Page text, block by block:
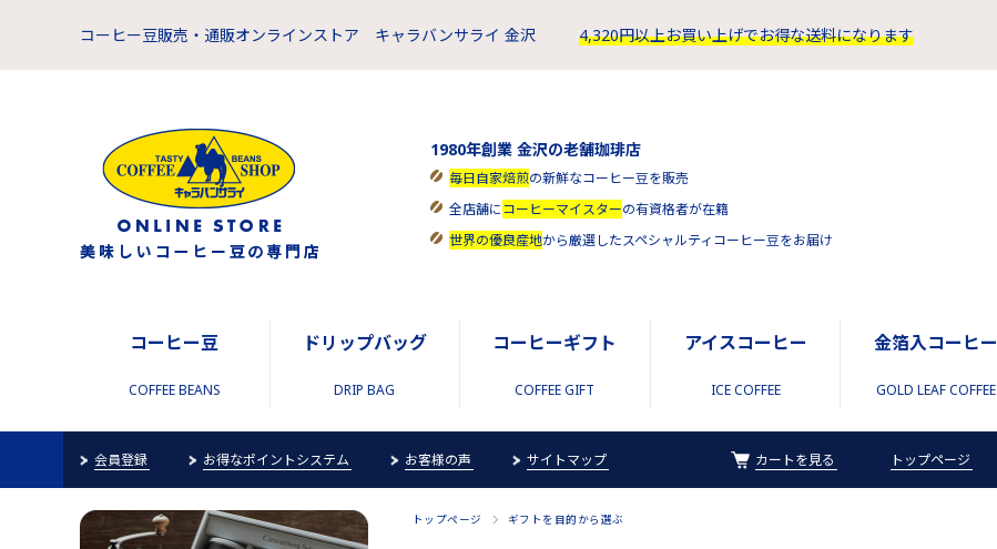
コーヒー豆販売・通販オンラインストア キャラバンサライ 金沢 4,320円以上お買い上げでお得な送料になります
1980年創業 金沢の老舗珈琲店
毎日自家焙煎の新鮮なコーヒー豆を販売
全店舗にコーヒーマイスターの有資格者が在籍
世界の優良産地から厳選したスペシャルティコーヒー豆をお届け
コーヒー豆
COFFEE BEANS
ドリップバッグ
DRIP BAG
コーヒーギフト
COFFEE GIFT
アイスコーヒー
ICE COFFEE
金箔入コーヒー
GOLD LEAF COFFEE
会員登録 お得なポイントシステム お客様の声 サイトマップ カートを見る トップページ
トップページ ギフトを目的から選ぶ